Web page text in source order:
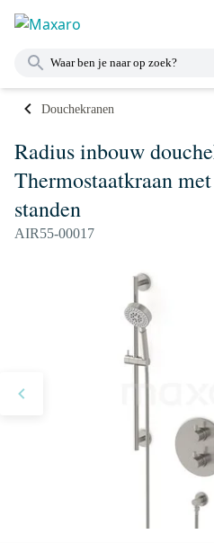
Douchekranen
Radius inbouw
Thermostaatkraan
standen
AIR55-00017